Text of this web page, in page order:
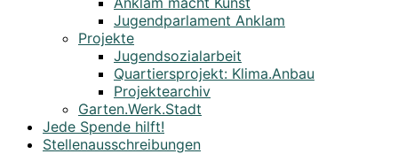
Jugendparlament Anklam
Projekte
Jugendsozialarbeit
Quartiersprojekt: Klima.Anbau
Projektearchiv
Garten.Werk.Stadt
Jede Spende hilft!
Stellenausschreibungen